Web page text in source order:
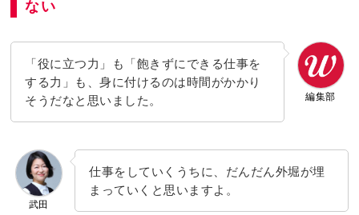
ない
編集部
「役に立つ力」も「飽きずにできる仕事を
する力」も、身に付けるのは時間がかかり
そうだなと思いました。
武田
仕事をしていくうちに、だんだん外堀が埋
まっていくと思いますよ。